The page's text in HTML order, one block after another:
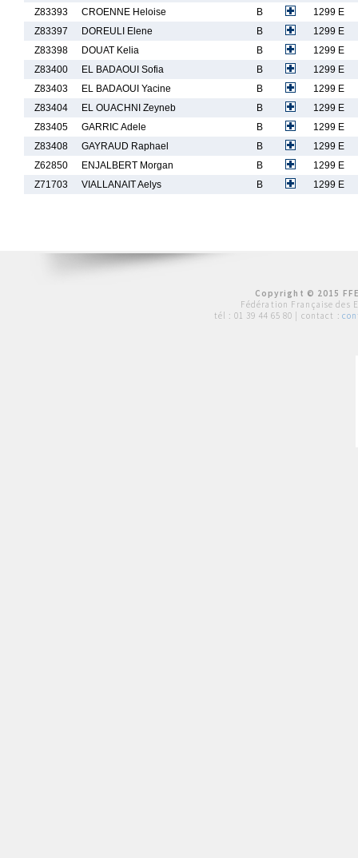
Z83393
CROENNE Heloise B
1299 E
Z83397
DOREULI Elene B
1299 E
Z83398
DOUAT Kelia B
1299 E
Z83400
EL BADAOUI Sofia B
1299 E
Z83403
EL BADAOUI Yacine B
1299 E
Z83404
EL OUACHNI Zeyneb B
1299 E
Z83405
GARRIC Adele B
1299 E
Z83408
GAYRAUD Raphael B
1299 E
Z62850
ENJALBERT Morgan B
1299 E
Z71703
VIALLANAIT Aelys B 1299 E
Copyright © 2015
Fédération Française des
tél : 01 39 44 65 80 | contact :